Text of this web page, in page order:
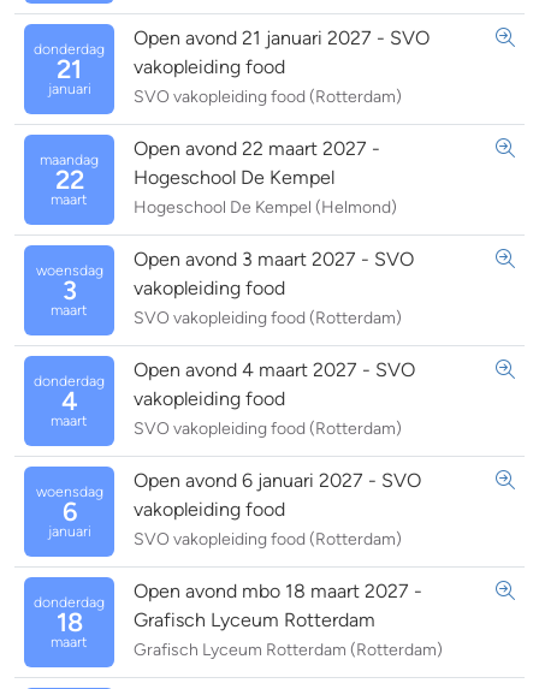
donderdag
21
januari
Open avond 21 januari 2027 - SVO
vakopleiding food
SVO vakopleiding food (Rotterdam)
maandag
22
maart
Open avond 22 maart 2027 -
Hogeschool De Kempel
Hogeschool De Kempel (Helmond)
woensdag
3
maart
Open avond 3 maart 2027 - SVO
vakopleiding food
SVO vakopleiding food (Rotterdam)
donderdag
4
maart
Open avond 4 maart 2027 - SVO
vakopleiding food
SVO vakopleiding food (Rotterdam)
woensdag
6
januari
Open avond 6 januari 2027 - SVO
vakopleiding food
SVO vakopleiding food (Rotterdam)
donderdag
18
maart
Open avond mbo 18 maart 2027 -
Grafisch Lyceum Rotterdam
Grafisch Lyceum Rotterdam (Rotterdam)